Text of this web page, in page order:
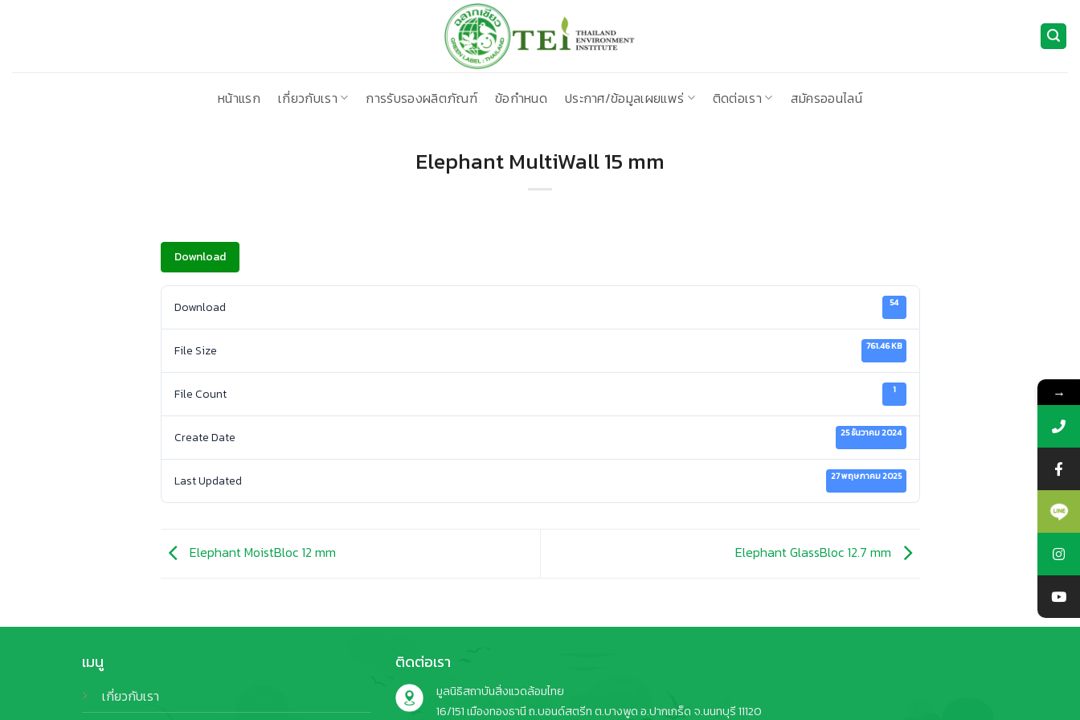
หน้าแรก
เกี่ยวกับเรา การรับรองผลิตภัณฑ์ ข้อกำหนด ประกาศ/ข้อมูลเผยแพร่ ติดต่อเรา สมัครออนไลน์
Elephant MultiWall 15 mm
Download
Download 54
File Size 761.46 KB
File Count 1
Create Date 25 ธันวาคม 2024
Last Updated 27 พฤษภาคม 2025
Elephant MoistBloc 12 mm Elephant GlassBloc 12.7 mm
เมนู
เกี่ยวกับเรา
ติดต่อเรา
มูลนิธิสถาบันสิ่งแวดล้อมไทย
16/151 เมืองทองธานี ถ.บอนด์สตรีท ต.บางพูด อ.ปากเกร็ด จ.นนทบุรี 11120
→